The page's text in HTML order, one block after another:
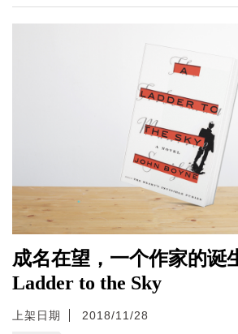
成名在望，一个作家的诞
Ladder to the Sky
上架日期 2018/11/28